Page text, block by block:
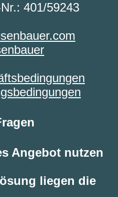
401/59243
Angebot nutzen
liegen die